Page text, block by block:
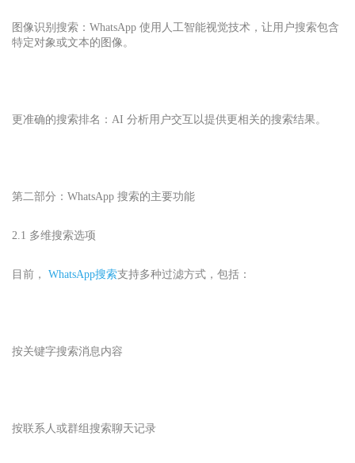
图像识别搜索：WhatsApp 使用人工智能视觉技术，让用户搜索包含
特定对象或文本的图像。
更准确的搜索排名：AI 分析用户交互以提供更相关的搜索结果。
第二部分：WhatsApp 搜索的主要功能
2.1 多维搜索选项
目前， WhatsApp搜索支持多种过滤方式，包括：
按关键字搜索消息内容
按联系人或群组搜索聊天记录